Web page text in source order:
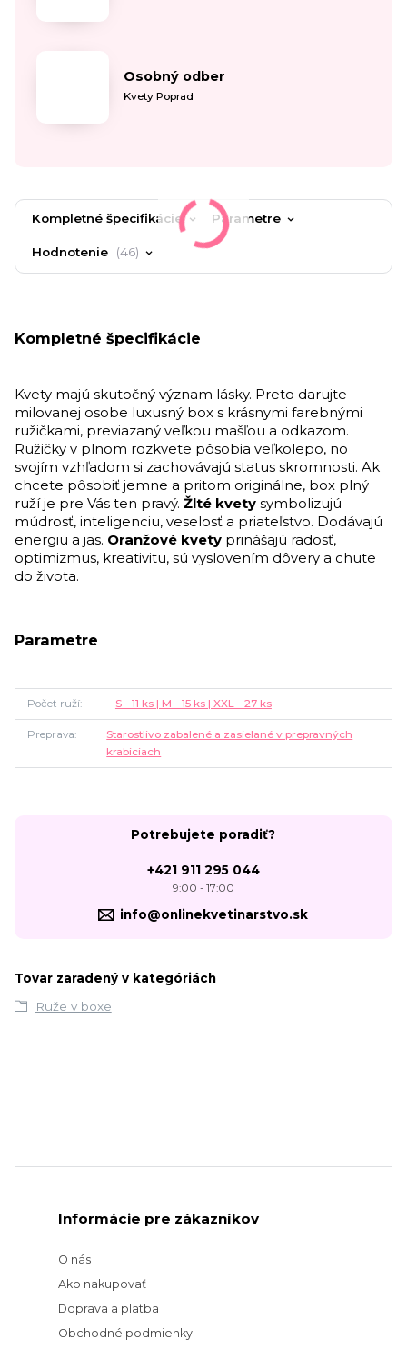
Osobný odber
Kvety Poprad
Kompletné špecifikácie Parametre
Hodnotenie 46
Kompletné špecifikácie
Kvety majú skutočný význam lásky. Preto darujte
milovanej osobe luxusný box s krásnymi farebnými
ružičkami, previazaný veľkou mašľou a odkazom.
Ružičky v plnom rozkvete pôsobia veľkolepo, no
svojím vzhľadom si zachovávajú status skromnosti. Ak
chcete pôsobiť jemne a pritom originálne, box plný
ruží je pre Vás ten pravý. Žlté kvety symbolizujú
múdrosť, inteligenciu, veselosť a priateľstvo. Dodávajú
energiu a jas. Oranžové kvety prinášajú radosť,
optimizmus, kreativitu, sú vyslovením dôvery a chute
do života.
Parametre
Počet ruží S - 11 ks | M - 15 ks | XXL - 27 ks
Preprava
Starostlivo zabalené a zasielané v prepravných
krabiciach
Potrebujete poradiť?
+421 911 295 044
9:00 - 17:00
info@onlinekvetinarstvo.sk
Tovar zaradený v kategóriách
Ruže v boxe
Informácie pre zákazníkov
O nás
Ako nakupovať
Doprava a platba
Obchodné podmienky